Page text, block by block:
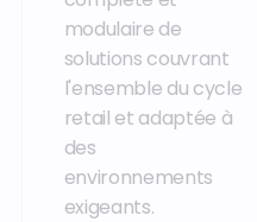
modulaire de
solutions couvrant
l'ensemble du cycle
retail et adaptée à
des
environnements
exigeants.